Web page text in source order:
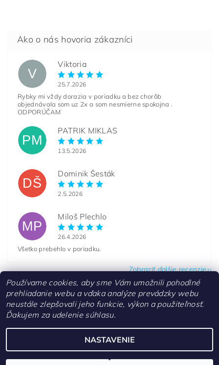
V
Viktoria
25.7.2026
Rybky mi vždy dorazia v poriadku a bez chorôb
objednávala som uz 2x a som nesmierne spokojna .
ODPORÚČAM
PM
PATRIK MIKLAS
13.5.2026
DŠ
Dominik Šesták
2.5.2026
MP
Miloš Plechlo
26.4.2026
Všetko prebehlo v poriadku.
Zobraziť ďalšie recenzie
Kontakty
2026 ©aquascaperi.sk, všetky práva vyhradenéUpraviť nastavenie cookies
Používame cookies, aby sme Vám umožnili pohodlné
prehliadanie webu a vďaka analýze prevádzky webu
neustále zlepšovali jeho funkcie, výkon a použiteľnosť.
Ďakujem za udelenie súhlasu.
NASTAVENIE